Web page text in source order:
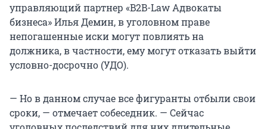
управляющий партнер «B2B-Law Адвокаты
бизнеса» Илья Демин, в уголовном праве
непогашенные иски могут повлиять на
должника, в частности, ему могут отказать выйти
условно-досрочно (УДО).
— Но в данном случае все фигуранты отбыли свои
сроки, — отмечает собеседник. — Сейчас